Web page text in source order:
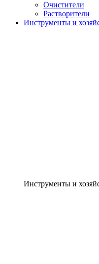
Очистители
Растворители
Инструменты и
Инструменты и